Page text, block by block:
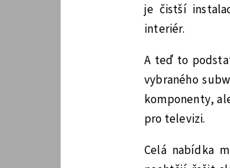
je čistší
interiér.
A teď to
vybraného
komponenty,
pro televizi.
Celá nabídka